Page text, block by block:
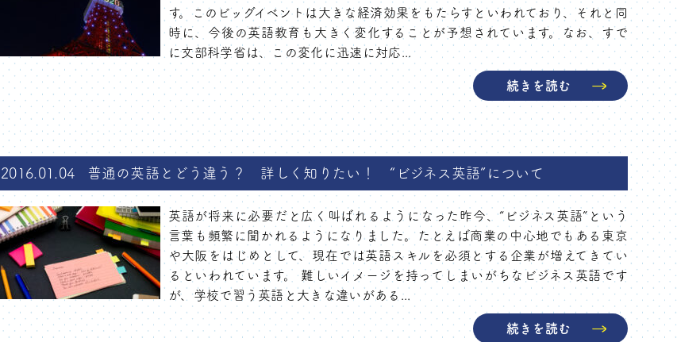
す。このビッグイベントは大きな経済効果をもたらすといわれており、それと同
時に、今後の英語教育も大きく変化することが予想されています。なお、すで
に文部科学省は、この変化に迅速に対応...
続きを読む
2016.01.04 普通の英語とどう違う？ 詳しく知りたい！ “ビジネス英語”について
英語が将来に必要だと広く叫ばれるようになった昨今、“ビジネス英語”という
言葉も頻繁に聞かれるようになりました。たとえば商業の中心地でもある東京
や大阪をはじめとして、現在では英語スキルを必須とする企業が増えてきてい
るといわれています。 難しいイメージを持ってしまいがちなビジネス英語です
が、学校で習う英語と大きな違いがある...
続きを読む